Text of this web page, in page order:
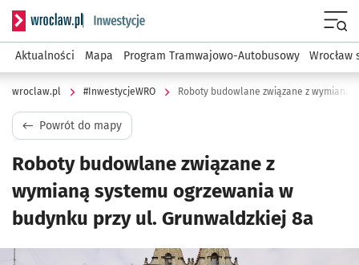
Serwis informacyjny wroclaw.pl podserwis:
Aktualności Mapa Program Tramwajowo-Autobusowy Wrocław
wroclaw.pl #InwestycjeWRO
Powrót do mapy
Roboty budowlane związane z
wymianą systemu ogrzewania w
budynku przy ul. Grunwaldzkiej 8a
Kliknij, aby powiększyć